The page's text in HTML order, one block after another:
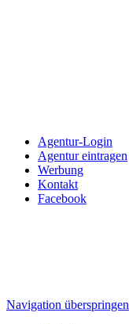
Agentur-Login
Agentur eintragen
Werbung
Kontakt
Facebook
Navigation überspringen